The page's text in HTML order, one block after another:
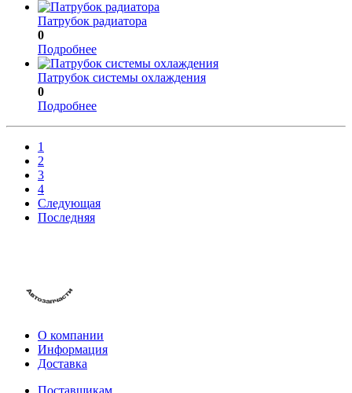
Патрубок радиатора
0
Подробнее
Патрубок системы охлаждения
0
Подробнее
1
2
3
4
Следующая
Последняя
О компании
Информация
Доставка
Поставщикам